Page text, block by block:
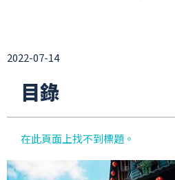
2022-07-14
目錄
在此頁面上找不到標題。